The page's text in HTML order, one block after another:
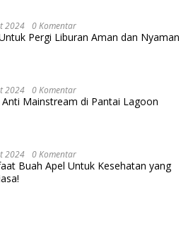
2024 0 Komentar
Pergi Liburan Aman dan Nyaman
2024 0 Komentar
Mainstream di Pantai Lagoon
2024 0 Komentar
Buah Apel Untuk Kesehatan yang